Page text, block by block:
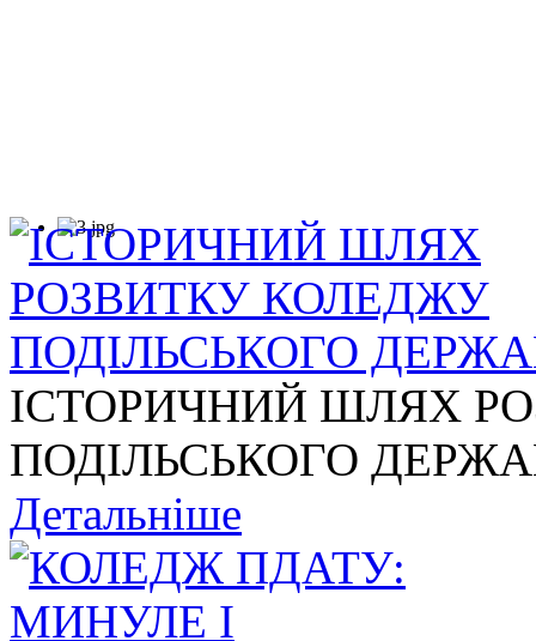
ІСТОРИЧНИЙ ШЛЯХ
ПОДІЛЬСЬКОГО
Детальніше